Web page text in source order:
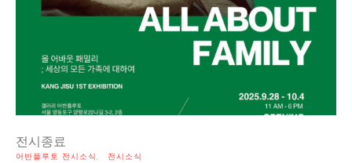
전시종료
어반플루토 전시소식 전시소식